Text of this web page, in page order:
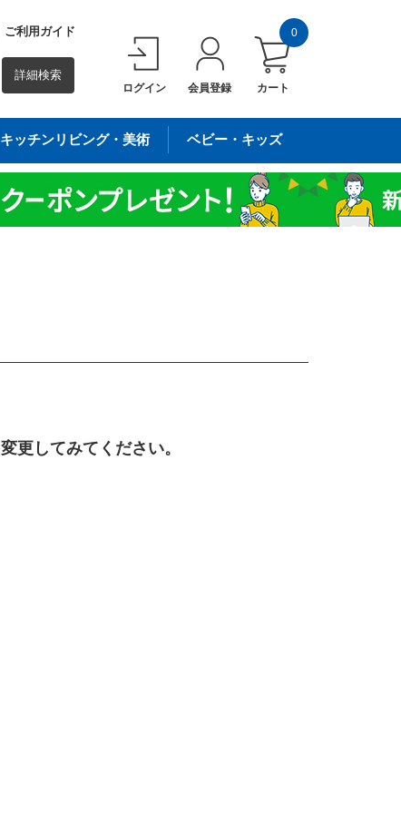
詳細検索
ご利用ガイド
ログイン 会員登録 カート
0
キッチンリビング・美術 ベビー・キッズ
更してみてください。